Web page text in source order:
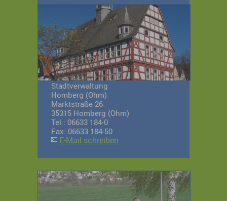
Stadtverwaltung
Homberg (Ohm)
Marktstraße 26
35315 Homberg (Ohm)
Tel.: 06633 184-0
Fax: 06633 184-50
E-Mail schreiben